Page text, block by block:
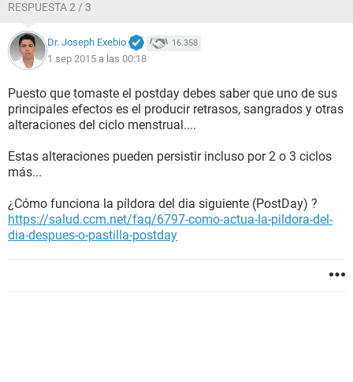
RESPUESTA 2 / 3
Dr. Joseph Exebio 16.358
1 sep 2015 a las 00:18
Puesto que tomaste el postday debes saber que uno de sus
principales efectos es el producir retrasos, sangrados y otras
alteraciones del ciclo menstrual....
Estas alteraciones pueden persistir incluso por 2 o 3 ciclos
más...
¿Cómo funciona la píldora del dia siguiente (PostDay) ?
https://salud.ccm.net/faq/6797-como-actua-la-pildora-del-
dia-despues-o-pastilla-postday